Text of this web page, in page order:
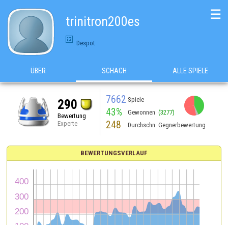
trinitron200es
Despot
☰
ÜBER SCHACH ALLE SPIELE
290
Bewertung
Experte
7662 Spiele
43% Gewonnen (3277)
248 Durchschn. Gegnerbewertung
BEWERTUNGSVERLAUF